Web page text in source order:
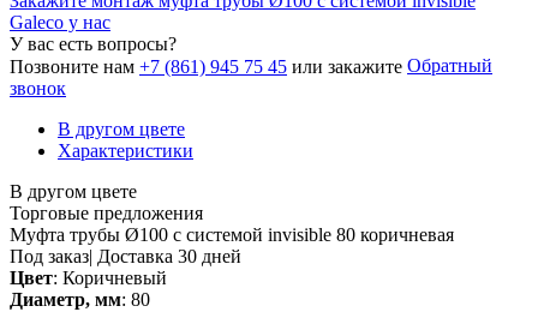
Galeco у нас
У вас есть вопросы?
Позвоните нам +7 (861) 945 75 45 или закажите Обратный
звонок
В другом цвете
Характеристики
В другом цвете
Торговые предложения
Муфта трубы Ø100 с системой invisible 80 коричневая
Под заказ| Доставка 30 дней
Цвет: Коричневый
Диаметр, мм: 80